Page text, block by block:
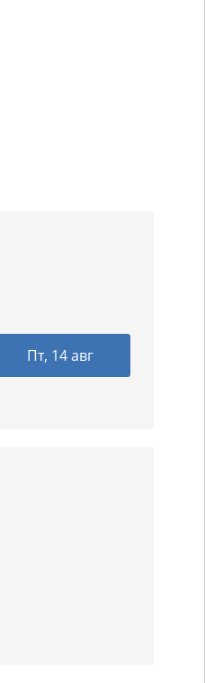
Пт, 14 авг